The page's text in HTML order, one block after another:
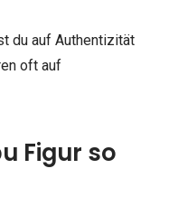
du auf Authentizität
oft auf
Figur so